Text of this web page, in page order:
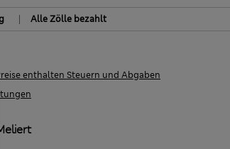
| Alle Zölle bezahlt
enthalten Steuern und Abgaben